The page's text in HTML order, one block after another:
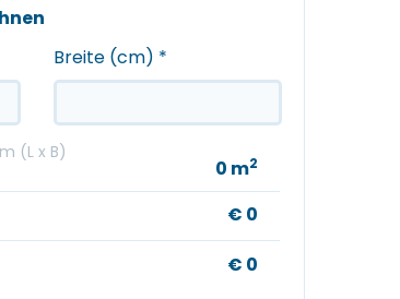
Breite (cm) *
(L x B)
0 m2
€ 0
€ 0